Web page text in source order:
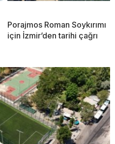
Porajmos Roman Soykırımı
için İzmir’den tarihi çağrı